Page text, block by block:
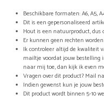
Beschikbare formaten: A6, A5,
Dit is een gepersonaliseerd
Hout is een natuurproduct,
Er kunnen geen rechten
Ik controleer altijd de kwaliteit
mailtje voordat jouw bestelling
naar mij toe, dan kijk ik even
Vragen over dit product? Mail
Indien gewenst kun je jouw
Dit product wordt binnen 5-10